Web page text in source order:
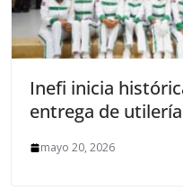
Inefi inicia
entrega de
mayo 20, 2026